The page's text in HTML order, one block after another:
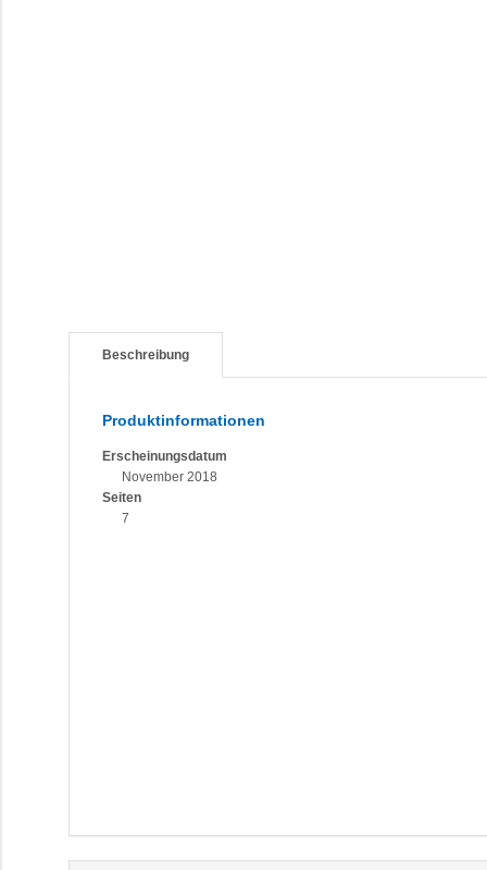
Beschreibung
Produktinformationen
Erscheinungsdatum
November 2018
Seiten
7